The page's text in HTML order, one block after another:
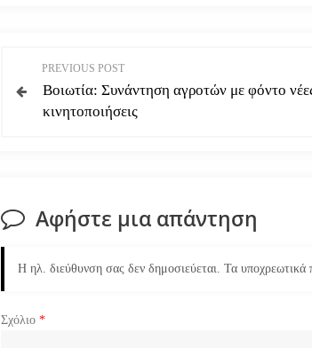
λ
γ
η
PREVIOUS POST
Βοιωτία: Συνάντηση αγροτών με φόντο
κινητοποιήσεις
Αφήστε μια απάντηση
Η ηλ. διεύθυνση σας δεν δημοσιεύεται. Τα υποχρεωτικά
Σχόλιο*